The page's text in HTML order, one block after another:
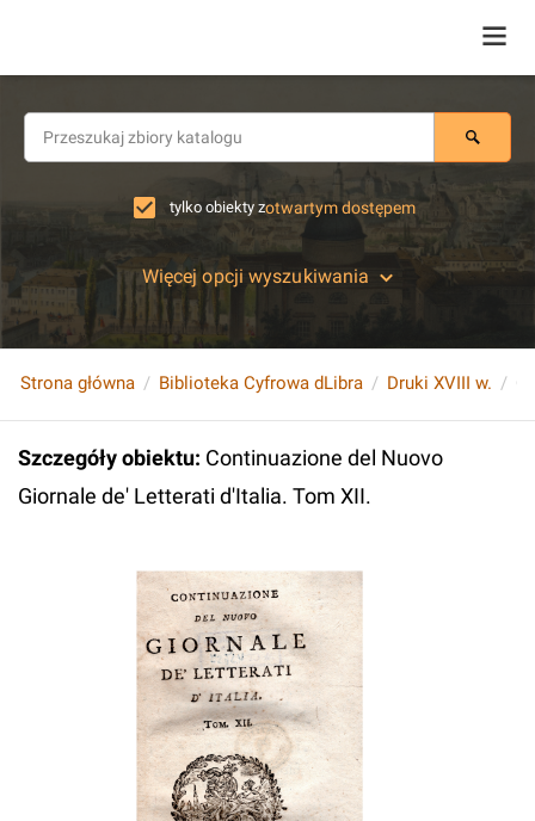
tylko obiekty zotwartym dostępem
Więcej opcji wyszukiwania
Strona główna Biblioteka Cyfrowa dLibra Druki XVIII w.
Szczegóły obiektu: Continuazione del Nuovo
Giornale de' Letterati d'Italia. Tom XII.